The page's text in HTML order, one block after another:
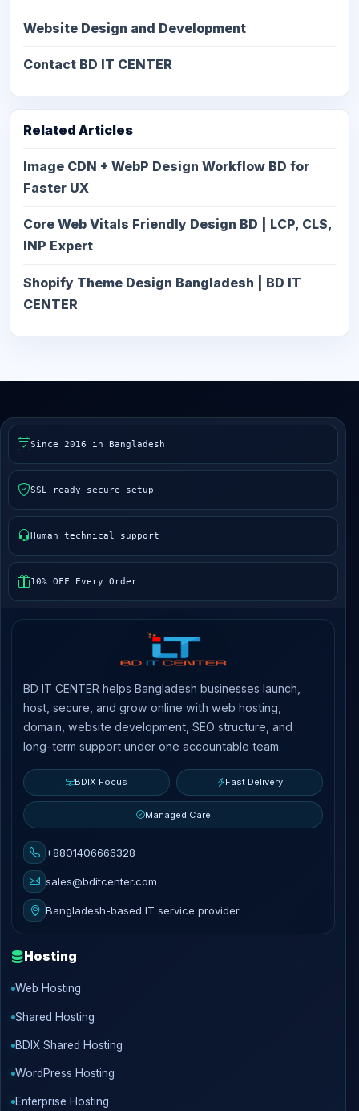
Website Design and Development
Contact BD IT CENTER
Related Articles
Image CDN + WebP Design Workflow BD for
Faster UX
Core Web Vitals Friendly Design BD | LCP, CLS,
INP Expert
Shopify Theme Design Bangladesh | BD IT
CENTER
Since 2016 in Bangladesh
SSL-ready secure setup
Human technical support
10% OFF Every Order
BD IT CENTER helps Bangladesh businesses launch,
host, secure, and grow online with web hosting,
domain, website development, SEO structure, and
long-term support under one accountable team.
BDIX Focus Fast Delivery
Managed Care
+8801406666328
sales@bditcenter.com
Bangladesh-based IT service provider
Hosting
Web Hosting
Shared Hosting
BDIX Shared Hosting
WordPress Hosting
Enterprise Hosting